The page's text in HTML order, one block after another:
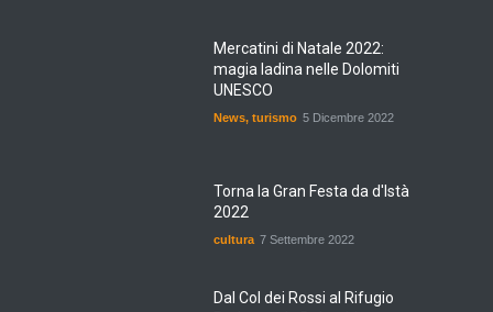
Mercatini di Natale 2022:
magia ladina nelle Dolomiti
UNESCO
News, turismo 5 Dicembre 2022
Torna la Gran Festa da d'Istà
2022
cultura 7 Settembre 2022
Dal Col dei Rossi al Rifugio